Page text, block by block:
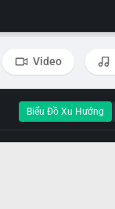
Video
Biểu Đồ Xu Hướng